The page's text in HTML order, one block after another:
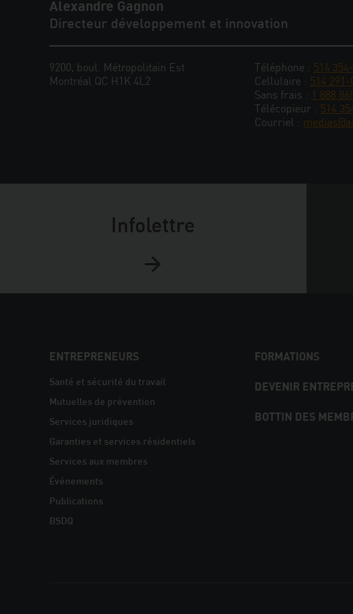
Alexandre Gagnon
Directeur développement et innovation
9200, boul. Métropolitain Est
Montréal QC H1K 4L2
Téléphone : 514
Cellulaire : 514 291-
Sans frais : 1 888
Télécopieur : 514
Courriel :
Infolettre
NAVIGATION
PIED
DE
PAGE
ENTREPRENEURS
Santé et sécurité du travail
Mutuelles de prévention
Services juridiques
Garanties et services résidentiels
Services aux membres
Événements
Publications
BSDQ
FORMATIONS
DEVENIR
BOTTIN DES